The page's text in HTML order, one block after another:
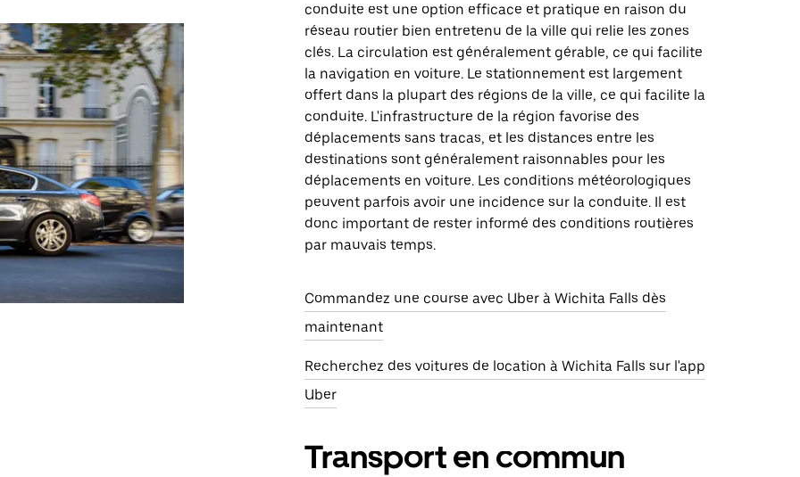
conduite est une option efficace et pratique en raison du
réseau routier bien entretenu de la ville qui relie les zones
clés. La circulation est généralement gérable, ce qui facilite
la navigation en voiture. Le stationnement est largement
offert dans la plupart des régions de la ville, ce qui facilite la
conduite. L'infrastructure de la région favorise des
déplacements sans tracas, et les distances entre les
destinations sont généralement raisonnables pour les
déplacements en voiture. Les conditions météorologiques
peuvent parfois avoir une incidence sur la conduite. Il est
donc important de rester informé des conditions routières
par mauvais temps.
Commandez une course avec Uber à Wichita Falls dès
maintenant
Recherchez des voitures de location à Wichita Falls sur l'app
Uber
Transport en commun